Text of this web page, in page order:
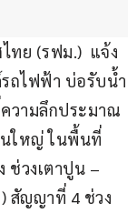
ทย (รฟม.)  แจ้ง
ถไฟฟ้า บ่อรับน้ำ
วามลึกประมาณ
นใหญ่ ในพื้นที่
ช่วงเตาปูน –
สัญญาที่ 4 ช่วง